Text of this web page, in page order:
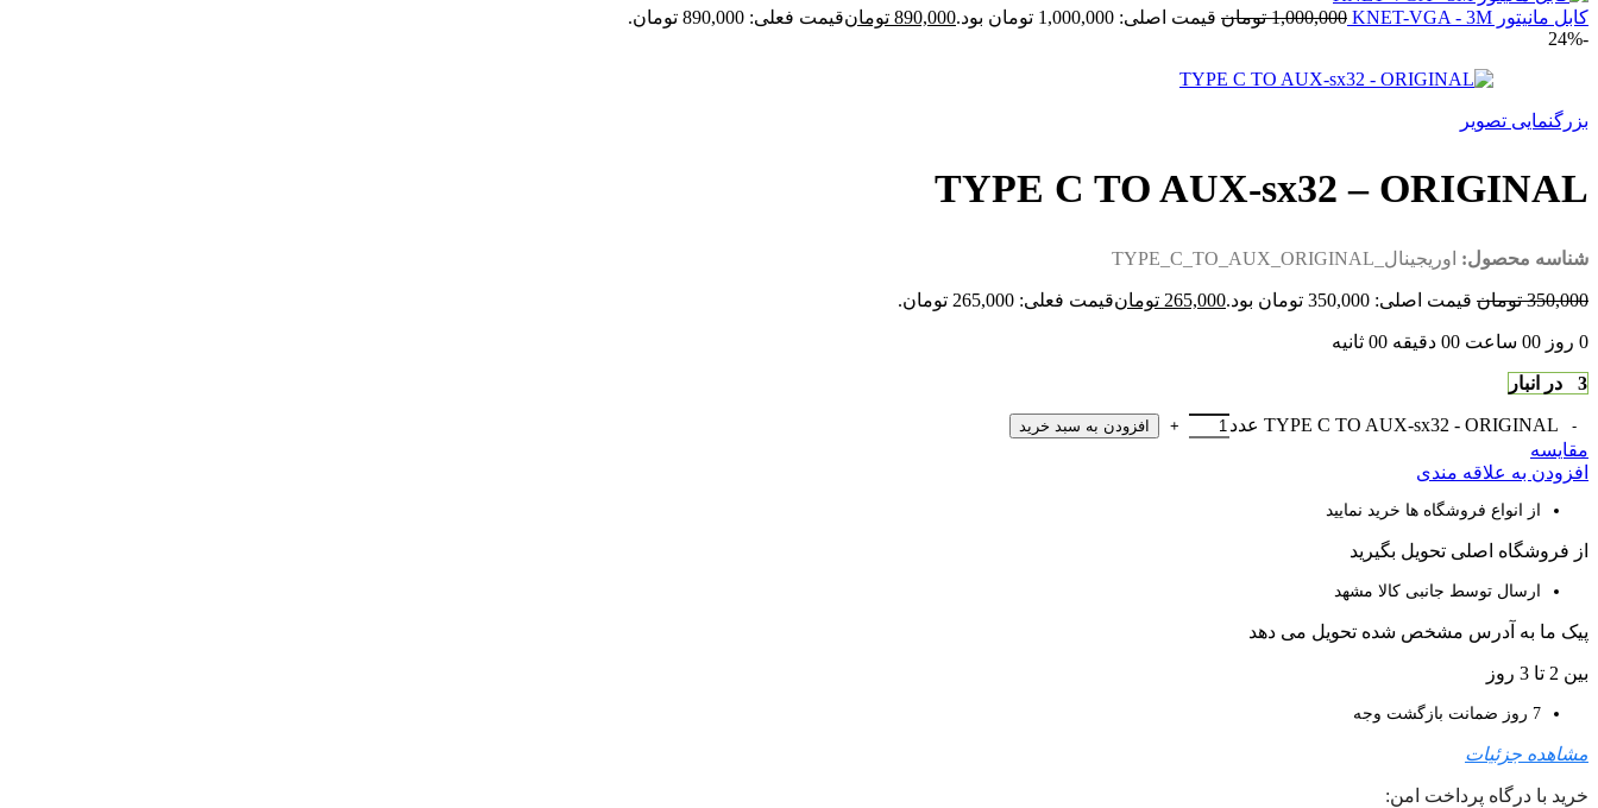
کابل مانیتور KNET-VGA - 3M 1,000,000 تومان قیمت اصلی: 1,000,000 تومان بود. 890,000 تومانقیمت فعلی: 890,000 تومان.
-24%
بزرگنمایی تصویر
TYPE C TO AUX-sx32 – ORIGINAL
شناسه محصول: اوریجینال_TYPE_C_TO_AUX_ORIGINAL
350,000 تومان قیمت اصلی: 350,000 تومان بود. 265,000 تومانقیمت فعلی: 265,000 تومان.
0 روز 00 ساعت 00 دقیقه 00 ثانیه
3 در انبار
TYPE C TO AUX-sx32 - ORIGINAL عدد افزودن به سبد خرید
مقایسه
افزودن به علاقه مندی
از انواع فروشگاه ها خرید نمایید
از فروشگاه اصلی تحویل بگیرید
ارسال توسط جانبی کالا مشهد
پیک ما به آدرس مشخص شده تحویل می دهد
بین 2 تا 3 روز
7 روز ضمانت بازگشت وجه
مشاهده جزئیات
خرید با درگاه پرداخت امن: